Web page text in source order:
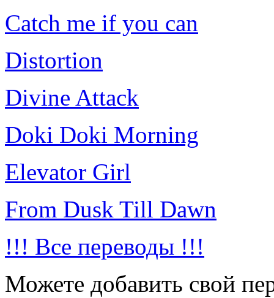
Catch me if you can
Distortion
Divine Attack
Doki Doki Morning
Elevator Girl
From Dusk Till Dawn
!!! Все переводы !!!
Можете добавить свой